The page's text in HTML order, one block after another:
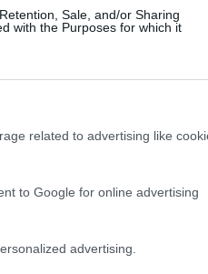
Sale, and/or Sharing
with the Purposes for which it
related to advertising like
to Google for online advertising
advertising.